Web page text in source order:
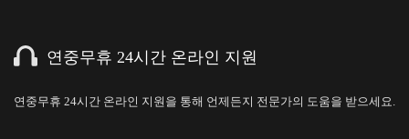
연중무휴 24시간 온라인 지원
연중무휴 24시간 온라인 지원을 통해 언제든지 전문가의 도움을 받으세요.